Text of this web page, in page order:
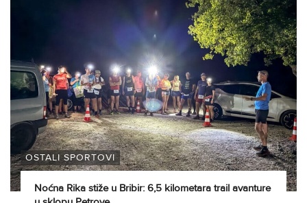
OSTALI SPORTOVI
Noćna Rika stiže u Bribir: 6,5 kilometara trail avanture